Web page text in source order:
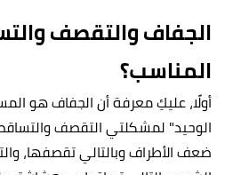
الجفاف والتقصف
المناسب؟
أولًا، عليكِ معرفة أن الجفاف هو
الوحيد" لمشكلتي التقصف
ضعف الأطراف وبالتالي تقصفها،